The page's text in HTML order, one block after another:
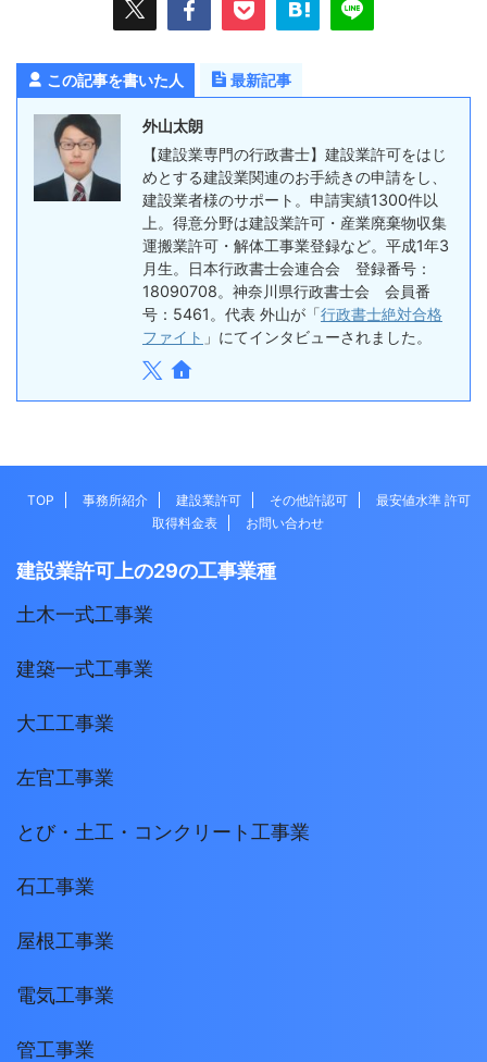
この記事を書いた人 最新記事
外山太朗
【建設業専門の行政書士】建設業許可をはじ
めとする建設業関連のお手続きの申請をし、
建設業者様のサポート。申請実績1300件以
上。得意分野は建設業許可・産業廃棄物収集
運搬業許可・解体工事業登録など。平成1年3
月生。日本行政書士会連合会 登録番号：
18090708。神奈川県行政書士会 会員番
号：5461。代表 外山が「行政書士絶対合格
ファイト 」にてインタビューされました。
TOP 事務所紹介 建設業許可 その他許認可
最安値水準 許可
取得料金表
お問い合わせ
建設業許可上の29の工事業種
土木一式工事業
建築一式工事業
大工工事業
左官工事業
とび・土工・コンクリート工事業
石工事業
屋根工事業
電気工事業
管工事業